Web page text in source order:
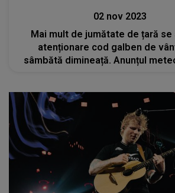
02 nov 2023
Mai mult de jumătate de țară se
atenționare cod galben de
sâmbătă dimineață. Anunțul